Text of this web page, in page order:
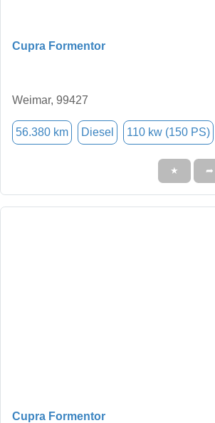
Cupra Formentor
Weimar, 99427
56.380 km Diesel 110 kw (150 PS)
★ ➦
Cupra Formentor